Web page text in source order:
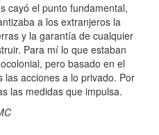
cayó el punto fundamental,
a los extranjeros la
y la garantía de cualquier
Para mí lo que estaban
pero basado en el
acciones a lo privado. Por
las medidas que impulsa.